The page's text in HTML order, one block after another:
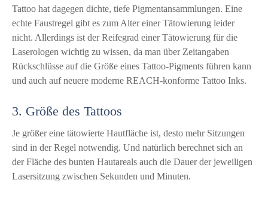
Tattoo hat dagegen dichte, tiefe Pigmentansammlungen. Eine
echte Faustregel gibt es zum Alter einer Tätowierung leider
nicht. Allerdings ist der Reifegrad einer Tätowierung für die
Laserologen wichtig zu wissen, da man über Zeitangaben
Rückschlüsse auf die Größe eines Tattoo-Pigments führen kann
und auch auf neuere moderne REACH-konforme Tattoo Inks.
3. Größe des Tattoos
Je größer eine tätowierte Hautfläche ist, desto mehr Sitzungen
sind in der Regel notwendig. Und natürlich berechnet sich an
der Fläche des bunten Hautareals auch die Dauer der jeweiligen
Lasersitzung zwischen Sekunden und Minuten.